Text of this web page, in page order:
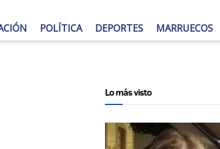
POLÍTICA DEPORTES MARRUECOS
Lo más visto